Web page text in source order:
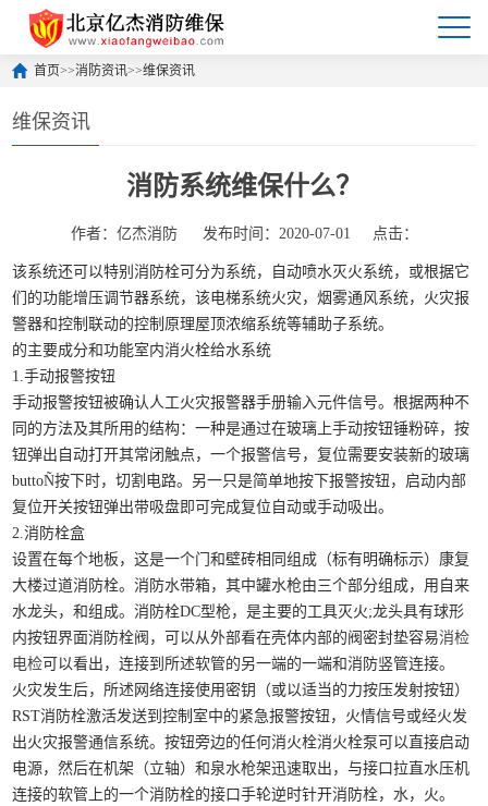
首页>>消防资讯>>维保资讯
维保资讯
消防系统维保什么？
作者：亿杰消防 发布时间：2020-07-01 点击：
该系统还可以特别消防栓可分为系统，自动喷水灭火系统，或根据它
们的功能增压调节器系统，该电梯系统火灾，烟雾通风系统，火灾报
警器和控制联动的控制原理屋顶浓缩系统等辅助子系统。
的主要成分和功能室内消火栓给水系统
1.手动报警按钮
手动报警按钮被确认人工火灾报警器手册输入元件信号。根据两种不
同的方法及其所用的结构：一种是通过在玻璃上手动按钮锤粉碎，按
钮弹出自动打开其常闭触点，一个报警信号，复位需要安装新的玻璃
buttoÑ按下时，切割电路。另一只是简单地按下报警按钮，启动内部
复位开关按钮弹出带吸盘即可完成复位自动或手动吸出。
2.消防栓盒
设置在每个地板，这是一个门和壁砖相同组成（标有明确标示）康复
大楼过道消防栓。消防水带箱，其中罐水枪由三个部分组成，用自来
水龙头，和组成。消防栓DC型枪，是主要的工具灭火;龙头具有球形
内按钮界面消防栓阀，可以从外部看在壳体内部的阀密封垫容易消检
电检可以看出，连接到所述软管的另一端的一端和消防竖管连接。
火灾发生后，所述网络连接使用密钥（或以适当的力按压发射按钮）
RST消防栓激活发送到控制室中的紧急报警按钮，火情信号或经火发
出火灾报警通信系统。按钮旁边的任何消火栓消火栓泵可以直接启动
电源，然后在机架（立轴）和泉水枪架迅速取出，与接口拉直水压机
连接的软管上的一个消防栓的接口手轮逆时针开消防栓，水，火。